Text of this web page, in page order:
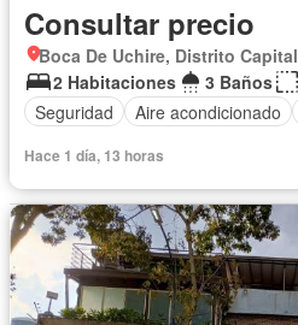
Consultar precio
Boca De Uchire, Distrito Capital
2 Habitaciones
3 Baños
Seguridad
Aire acondicionado
Hace 1 día, 13 horas